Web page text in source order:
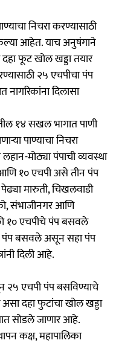
निचरा करण्यासाठी
आहेत. याच अनुषंगाने
फूट खोल खड्डा तयार
२५ एचपीचा पंप
दिलासा
१४ सखल भागात पाणी
पाण्याचा निचरा
मोठ्या पंपाची व्यवस्था
१० एचपी असे तीन पंप
मारुती, चिखलवाडी
संभाजीनगर आणि
१० एचपीचे पंप बसवले
पंप बसवले असून सहा पंप
दिली आहे.
२५ एचपी पंप बसविण्याचे
दहा फुटांचा खोल खड्डा
सोडले जाणार आहे.
कक्ष, महापालिका